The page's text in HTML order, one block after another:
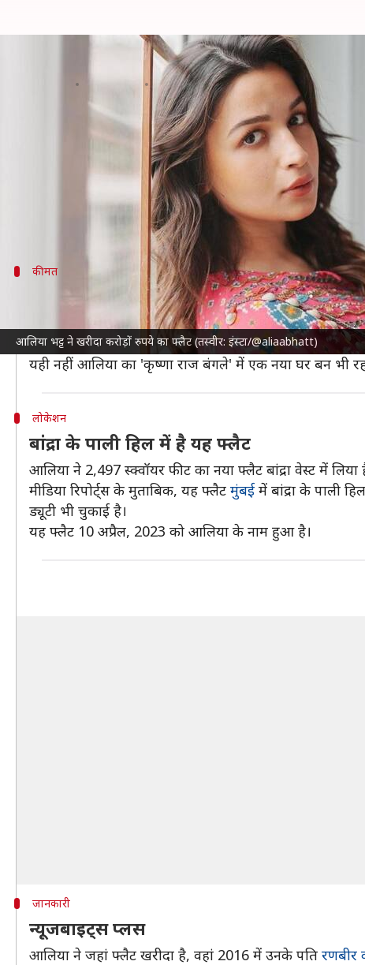
आलिया भट्ट ने खरीदा करोड़ों रुपये का फ्लैट (तस्वीर: इंस्टा/@aliaabhatt)
आलिया ने खरीदा नया आशियाना,
Apr 25, 2023 10:05 am
ने बहुत कम उम्र और कम समय में बॉलीवुड
में
लेकर चर्चा में हैं।
दरअसल, 30 साल की आलिया ने मुंबई में अब एक नया फ्लैट
कीमत
करीब 38 करोड़ रुपये का है आलिया का नया
ऐसा लग रहा है कि आलिया इस समय अपनी कमाई घर खरीदने
अब खबर आ रही है कि उन्होंने बांद्रा वेस्ट में एक और नया घर
यही नहीं आलिया का 'कृष्णा राज बंगले' में एक नया घर बन भी
लोकेशन
बांद्रा के पाली हिल में है यह फ्लैट
आलिया ने 2,497 स्क्वॉयर फीट का नया फ्लैट बांद्रा वेस्ट में
मीडिया रिपोर्ट्स के मुताबिक, यह फ्लैट मुंबई में बांद्रा के पाली
ड्यूटी भी चुकाई है।
यह फ्लैट 10 अप्रैल, 2023 को आलिया के नाम हुआ है।
जानकारी
न्यूजबाइट्स प्लस
आलिया ने जहां फ्लैट खरीदा है, वहां 2016 में उनके पति रणबीर